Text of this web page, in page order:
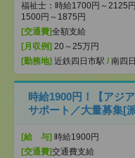
福祉士：時給1700円～2125
1500円～1875円
[交通費]全額支給
[月収例] 20～25万円
[勤務地] 近鉄四日市駅 / 南四
時給1900円！【アジ
サポート／大量募集[
[給 与] 時給1900円
[交通費]交通費支給